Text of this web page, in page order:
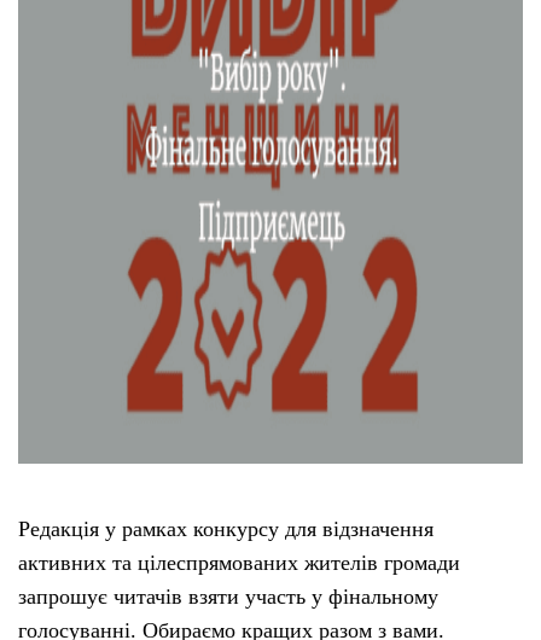
Редакція у рамках конкурсу для відзначення
активних та цілеспрямованих жителів громади
запрошує читачів взяти участь у фінальному
голосуванні. Обираємо кращих разом з вами.